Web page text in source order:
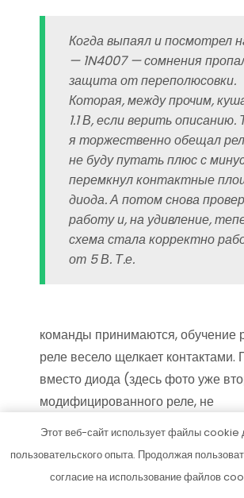
Когда выпаял и посмотрел
— 1N4007 — сомнения
защита от переполюсовки.
Которая, между прочим,
1.1 В, если верить описанию.
я торжественно обещал
не буду путать плюс с
перемкнул контактные
диода. А потом снова
работу и, на удивление,
схема стала корректно
от 5 В. Т.е.
команды принимаются, обучение
реле весело щелкает
вместо диода (здесь фото уже
модифицированного реле, не
пугайтесь):Заключительный этап —
интеграция в кормушку. Места для
дополнительной платы внутри
Этот веб-сайт использует файлы cookie
пользовательского опыта. Продолжая
согласие на использование файлов